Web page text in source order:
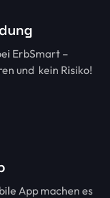
ErbSmart –
und kein Risiko!
App machen es